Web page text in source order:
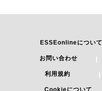
ESSEonlineについて
お問い合わせ
利用規約
Cookieについて